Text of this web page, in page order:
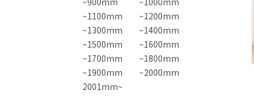
~1100mm
~1200mm
~1300mm
~1400mm
~1500mm
~1600mm
~1700mm
~1800mm
~1900mm
~2000mm
2001mm~